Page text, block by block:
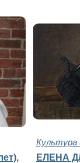
Культура
ЕЛЕНА